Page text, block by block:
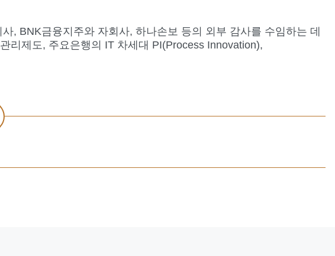
, BNK금융지주와 자회사, 하나손보 등의 외부 감사를 수임하는 데
리제도, 주요은행의 IT 차세대 PI(Process Innovation),